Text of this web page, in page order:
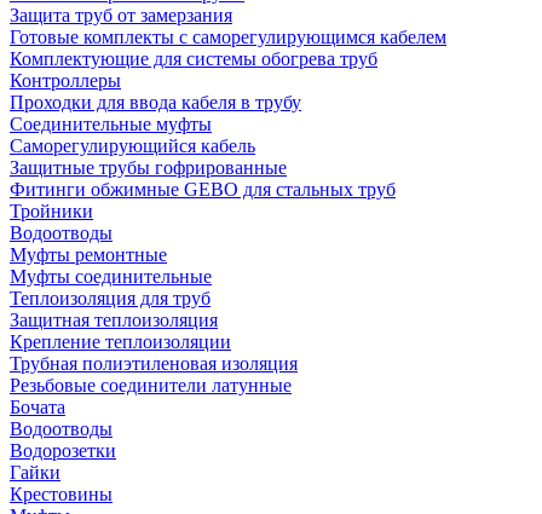
Защита труб от замерзания
Готовые комплекты с саморегулирующимся кабелем
Комплектующие для системы обогрева труб
Контроллеры
Проходки для ввода кабеля в трубу
Соединительные муфты
Саморегулирующийся кабель
Защитные трубы гофрированные
Фитинги обжимные GEBO для стальных труб
Тройники
Водоотводы
Муфты ремонтные
Муфты соединительные
Теплоизоляция для труб
Защитная теплоизоляция
Крепление теплоизоляции
Трубная полиэтиленовая изоляция
Резьбовые соединители латунные
Бочата
Водоотводы
Водорозетки
Гайки
Крестовины